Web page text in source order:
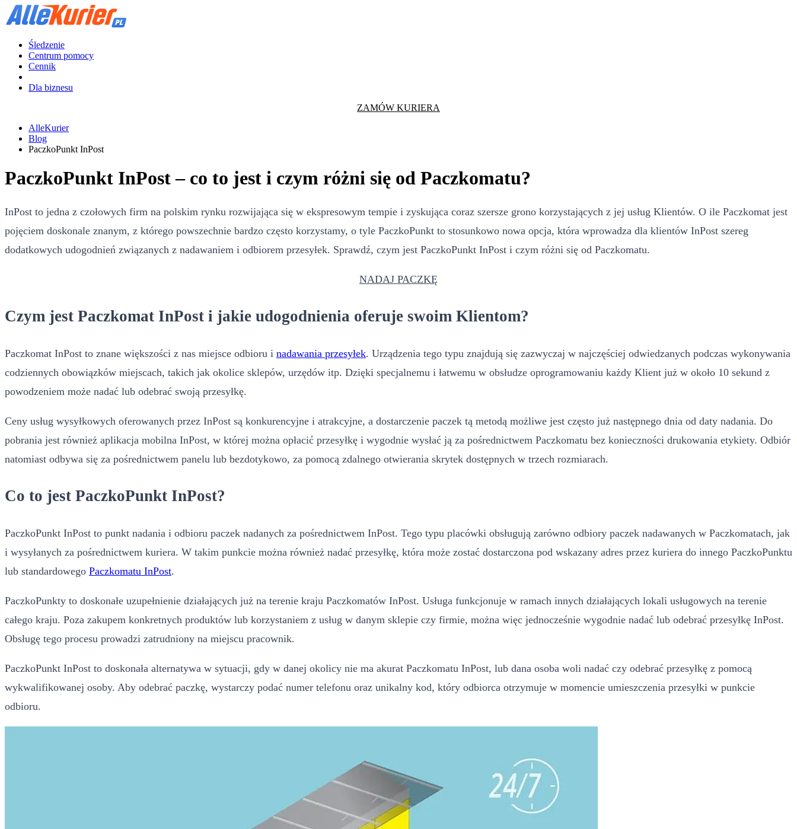
Śledzenie
Centrum pomocy
Cennik
Dla biznesu
ZAMÓW KURIERA
AlleKurier
Blog
PaczkoPunkt InPost
PaczkoPunkt InPost – co to jest i czym różni się od Paczkomatu?
InPost to jedna z czołowych firm na polskim rynku rozwijająca się w ekspresowym tempie i zyskująca coraz szersze grono korzystających z jej usług Klientów. O ile Paczkomat jest
pojęciem doskonale znanym, z którego powszechnie bardzo często korzystamy, o tyle PaczkoPunkt to stosunkowo nowa opcja, która wprowadza dla klientów InPost szereg
dodatkowych udogodnień związanych z nadawaniem i odbiorem przesyłek. Sprawdź, czym jest PaczkoPunkt InPost i czym różni się od Paczkomatu.
NADAJ PACZKĘ
Czym jest Paczkomat InPost i jakie udogodnienia oferuje swoim Klientom?
Paczkomat InPost to znane większości z nas miejsce odbioru i nadawania przesyłek. Urządzenia tego typu znajdują się zazwyczaj w najczęściej odwiedzanych podczas wykonywania
codziennych obowiązków miejscach, takich jak okolice sklepów, urzędów itp. Dzięki specjalnemu i łatwemu w obsłudze oprogramowaniu każdy Klient już w około 10 sekund z
powodzeniem może nadać lub odebrać swoją przesyłkę.
Ceny usług wysyłkowych oferowanych przez InPost są konkurencyjne i atrakcyjne, a dostarczenie paczek tą metodą możliwe jest często już następnego dnia od daty nadania. Do
pobrania jest również aplikacja mobilna InPost, w której można opłacić przesyłkę i wygodnie wysłać ją za pośrednictwem Paczkomatu bez konieczności drukowania etykiety. Odbiór
natomiast odbywa się za pośrednictwem panelu lub bezdotykowo, za pomocą zdalnego otwierania skrytek dostępnych w trzech rozmiarach.
Co to jest PaczkoPunkt InPost?
PaczkoPunkt InPost to punkt nadania i odbioru paczek nadanych za pośrednictwem InPost. Tego typu placówki obsługują zarówno odbiory paczek nadawanych w Paczkomatach, jak
i wysyłanych za pośrednictwem kuriera. W takim punkcie można również nadać przesyłkę, która może zostać dostarczona pod wskazany adres przez kuriera do innego PaczkoPunktu
lub standardowego Paczkomatu InPost.
PaczkoPunkty to doskonałe uzupełnienie działających już na terenie kraju Paczkomatów InPost. Usługa funkcjonuje w ramach innych działających lokali usługowych na terenie
całego kraju. Poza zakupem konkretnych produktów lub korzystaniem z usług w danym sklepie czy firmie, można więc jednocześnie wygodnie nadać lub odebrać przesyłkę InPost.
Obsługę tego procesu prowadzi zatrudniony na miejscu pracownik.
PaczkoPunkt InPost to doskonała alternatywa w sytuacji, gdy w danej okolicy nie ma akurat Paczkomatu InPost, lub dana osoba woli nadać czy odebrać przesyłkę z pomocą
wykwalifikowanej osoby. Aby odebrać paczkę, wystarczy podać numer telefonu oraz unikalny kod, który odbiorca otrzymuje w momencie umieszczenia przesyłki w punkcie
odbioru.